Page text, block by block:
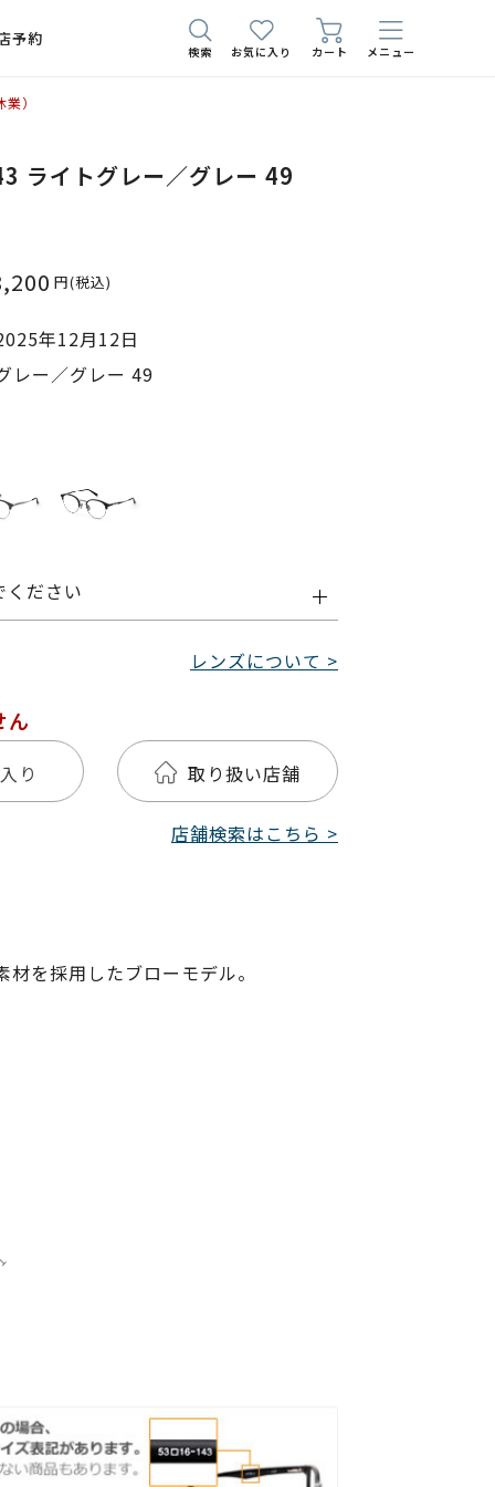
予約
検索 お気に入り カート メニュー
）
ライトグレー／グレー 49
円(税込)
年12月12日
レー／グレー 49
ください
レンズについて >
ん
り 取り扱い店舗
店舗検索はこちら >
を採用したブローモデル。